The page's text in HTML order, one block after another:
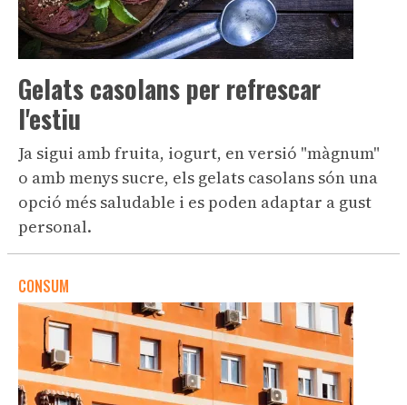
Gelats casolans per refrescar
l'estiu
Ja sigui amb fruita, iogurt, en versió "màgnum"
o amb menys sucre, els gelats casolans són una
opció més saludable i es poden adaptar a gust
personal.
CONSUM